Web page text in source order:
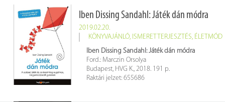
Iben Dissing Sandahl: Játék dán módra
2019.02.20.
KÖNYVAJÁNLÓ, ISMERETTERJESZTÉS, ÉLETMÓD
Iben Dissing Sandahl: Játék dán módra
Ford.: Marczin Orsolya
Budapest, HVG K., 2018. 191 p.
Raktári jelzet: 655686